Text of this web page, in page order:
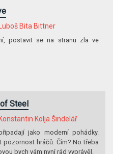
Luboš Bita Bittner
postavit se na stranu zla ve
Steel
Kolja Šindelář
jako moderní pohádky.
pozornost hráčů. Čím? No třeba
bych vám nyní rád vyprávěl.